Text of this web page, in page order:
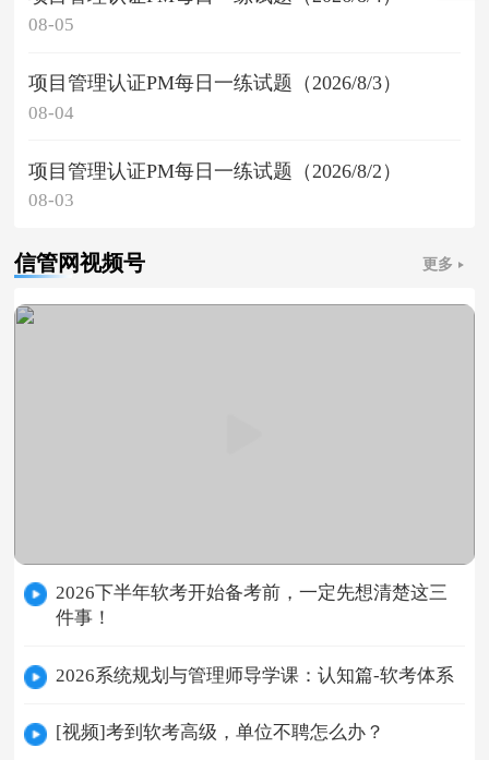
08-05
项目管理认证PM每日一练试题（2026/8/3）
08-04
项目管理认证PM每日一练试题（2026/8/2）
08-03
信管网视频号 更多
2026下半年软考开始备考前，一定先想清楚这三
件事！
2026系统规划与管理师导学课：认知篇-软考体系
[视频]考到软考高级，单位不聘怎么办？